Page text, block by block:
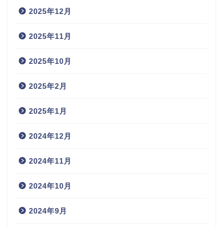
2025年12月
2025年11月
2025年10月
2025年2月
2025年1月
2024年12月
2024年11月
2024年10月
2024年9月